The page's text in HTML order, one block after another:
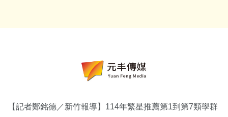
【記者鄭銘德／新竹報導】114年繁星推薦第1到第7類學群